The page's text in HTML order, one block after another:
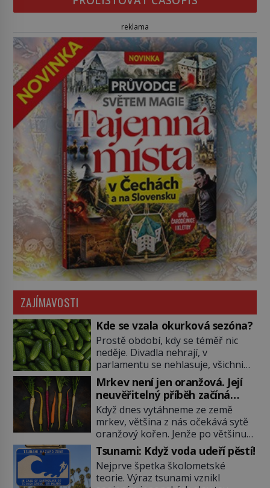
reklama
ZAJÍMAVOSTI
Kde se vzala okurková sezóna?
Prostě období, kdy se téměř nic
neděje. Divadla nehrají, v
parlamentu se nehlasuje, všichni
jsou na dovolené a média tak
nemají o čem mluvit a psát. A
vymýšlejí si proto témata, které
nikoho nezajímají. Proč je však ona
letní doba spojovaná zrovna s
okurkami? Okurkovou sezónu
známe už od poloviny 19. století,
ovšem jako Češi […]
Mrkev není jen oranžová. Její
neuvěřitelný příběh začíná
fialovou barvou
Když dnes vytáhneme ze země
mrkev, většina z nás očekává sytě
oranžový kořen. Jenže po většinu
své historie je mrkev všechno
možné, jen ne oranžová. Je fialová,
žlutá, bílá, někdy dokonce téměř
černá. Až díky stovkám let
Tsunami: Když voda udeří pěstí!
Nejprve špetka školometské
teorie. Výraz tsunami vznikl